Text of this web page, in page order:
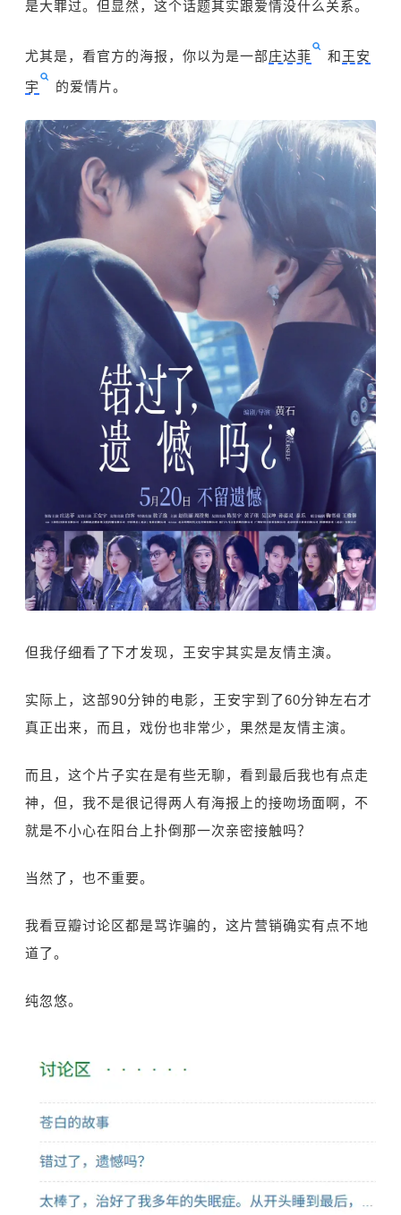
是大罪过。但显然，这个话题其实跟爱情没什么关系。
尤其是，看官方的海报，你以为是一部庄达菲 和王安
宇
的爱情片。
但我仔细看了下才发现，王安宇其实是友情主演。
实际上，这部90分钟的电影，王安宇到了60分钟左右才
真正出来，而且，戏份也非常少，果然是友情主演。
而且，这个片子实在是有些无聊，看到最后我也有点走
神，但，我不是很记得两人有海报上的接吻场面啊，不
就是不小心在阳台上扑倒那一次亲密接触吗？
当然了，也不重要。
我看豆瓣讨论区都是骂诈骗的，这片营销确实有点不地
道了。
纯忽悠。